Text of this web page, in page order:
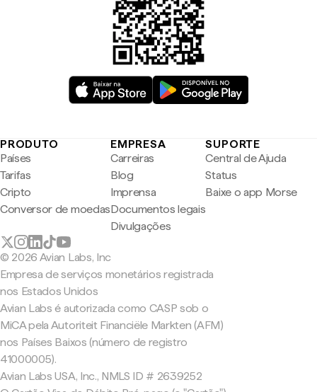
PRODUTO
Países
Tarifas
Cripto
Conversor de moedas
EMPRESA
Carreiras
Blog
Imprensa
Documentos legais
Divulgações
SUPORTE
Central de Ajuda
Status
Baixe o app Morse
© 2026 Avian Labs, Inc
Empresa de serviços monetários registrada
nos Estados Unidos
Avian Labs é autorizada como CASP sob o
MiCA pela Autoriteit Financiële Markten (AFM)
nos Países Baixos (número de registro
41000005).
Avian Labs USA, Inc., NMLS ID # 2639252